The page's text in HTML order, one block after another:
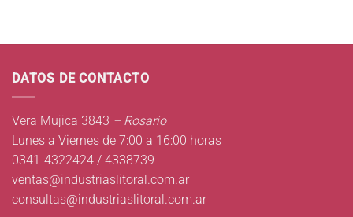
DATOS DE CONTACTO
Vera Mujica 3843 – Rosario
Lunes a Viernes de 7:00 a 16:00 horas
0341-4322424 / 4338739
ventas@industriaslitoral.com.ar
consultas@industriaslitoral.com.ar